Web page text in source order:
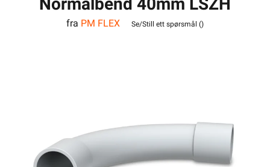
Hvit
fra PM FLEX Se/Still ett spørsmål ()